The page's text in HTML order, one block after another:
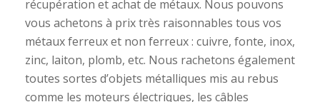
récupération et achat de métaux. Nous pouvons
vous achetons à prix très raisonnables tous vos
métaux ferreux et non ferreux : cuivre, fonte, inox,
zinc, laiton, plomb, etc. Nous rachetons également
toutes sortes d’objets métalliques mis au rebus
comme les moteurs électriques, les câbles